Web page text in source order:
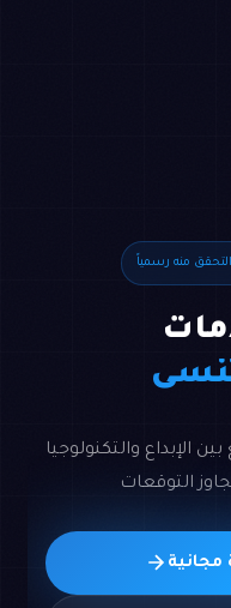
الإبداع والتكنولوجيا
التوقعات